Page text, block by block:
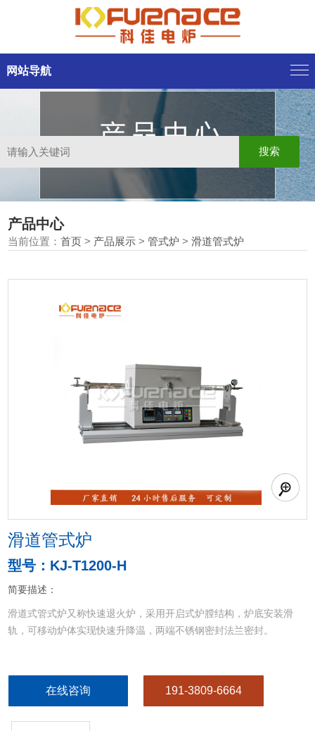
网站导航
产品中心
当前位置：首页 > 产品展示 >管式炉 >滑道管式炉
滑道管式炉
型号：KJ-T1200-H
简要描述：
滑道式管式炉又称快速退火炉，采用开启式炉膛结构，炉底安装滑
轨，可移动炉体实现快速升降温，两端不锈钢密封法兰密封。
在线咨询 191-3809-6664